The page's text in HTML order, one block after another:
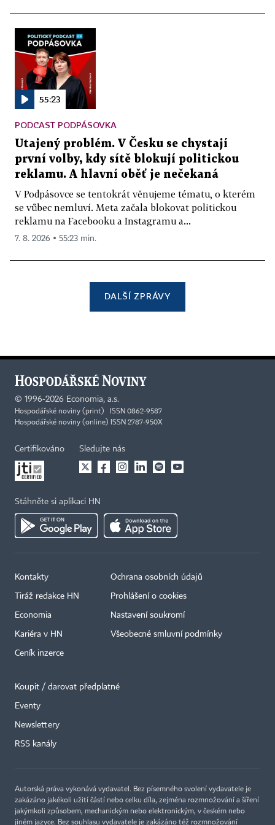
55:23
PODCAST PODPÁSOVKA
Utajený problém. V Česku se chystají
první volby, kdy sítě blokují politickou
reklamu. A hlavní oběť je nečekaná
V Podpásovce se tentokrát věnujeme tématu, o kterém
se vůbec nemluví. Meta začala blokovat politickou
reklamu na Facebooku a Instagramu a...
7. 8. 2026 ▪ 55:23 min.
DALŠÍ ZPRÁVY
© 1996-2026 Economia, a.s.
Hospodářské noviny (print) ISSN 0862-9587
Hospodářské noviny (online) ISSN 2787-950X
Certifikováno Sledujte nás
Stáhněte si aplikaci HN
Kontakty
Tiráž redakce HN
Economia
Kariéra v HN
Ceník inzerce
Ochrana osobních údajů
Prohlášení o cookies
Nastavení soukromí
Všeobecné smluvní podmínky
Koupit / darovat předplatné
Eventy
Newslettery
RSS kanály
Autorská práva vykonává vydavatel. Bez písemného svolení vydavatele je
zakázáno jakékoli užití částí nebo celku díla, zejména rozmnožování a šíření
jakýmkoli způsobem, mechanickým nebo elektronickým, v českém nebo
jiném jazyce. Bez souhlasu vydavatele je zakázáno též rozmnožování